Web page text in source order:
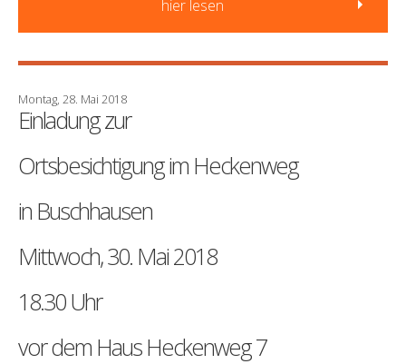
hier lesen
Montag, 28. Mai 2018
Einladung zur
Ortsbesichtigung im Heckenweg
in Buschhausen
Mittwoch, 30. Mai 2018
18.30 Uhr
vor dem Haus Heckenweg 7